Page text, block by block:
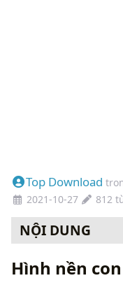
Top Download
2021-10-27
812
NỘI DUNG
Hình nền